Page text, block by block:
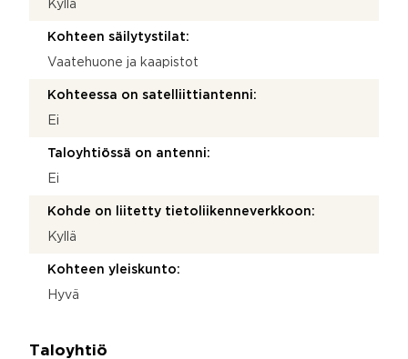
Kyllä
Kohteen säilytystilat:
Vaatehuone ja kaapistot
Kohteessa on satelliittiantenni:
Ei
Taloyhtiössä on antenni:
Ei
Kohde on liitetty tietoliikenneverkkoon:
Kyllä
Kohteen yleiskunto:
Hyvä
Taloyhtiö